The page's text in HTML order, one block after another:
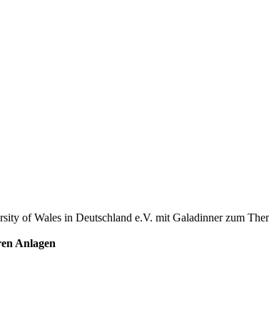
of Wales in Deutschland e.V. mit Galadinner zum
Anlagen